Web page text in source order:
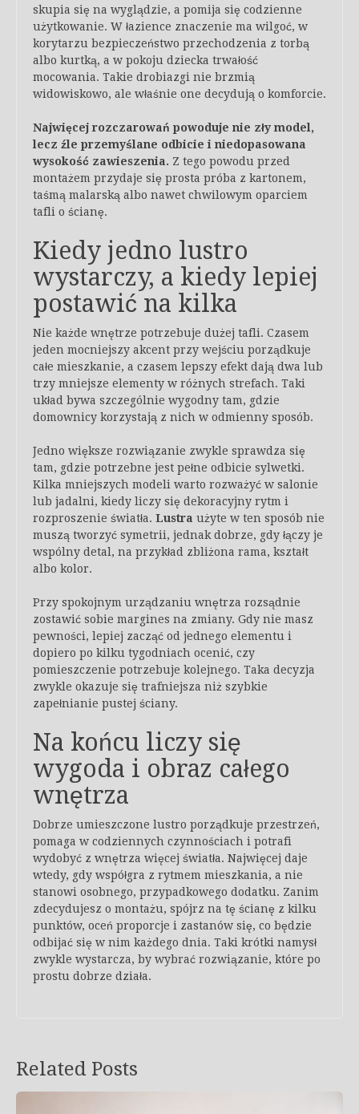
skupia się na wyglądzie, a pomija się codzienne
użytkowanie. W łazience znaczenie ma wilgoć, w
korytarzu bezpieczeństwo przechodzenia z torbą
albo kurtką, a w pokoju dziecka trwałość
mocowania. Takie drobiazgi nie brzmią
widowiskowo, ale właśnie one decydują o komforcie.
Najwięcej rozczarowań powoduje nie zły model,
lecz źle przemyślane odbicie i niedopasowana
wysokość zawieszenia. Z tego powodu przed
montażem przydaje się prosta próba z kartonem,
taśmą malarską albo nawet chwilowym oparciem
tafli o ścianę.
Kiedy jedno lustro
wystarczy, a kiedy lepiej
postawić na kilka
Nie każde wnętrze potrzebuje dużej tafli. Czasem
jeden mocniejszy akcent przy wejściu porządkuje
całe mieszkanie, a czasem lepszy efekt dają dwa lub
trzy mniejsze elementy w różnych strefach. Taki
układ bywa szczególnie wygodny tam, gdzie
domownicy korzystają z nich w odmienny sposób.
Jedno większe rozwiązanie zwykle sprawdza się
tam, gdzie potrzebne jest pełne odbicie sylwetki.
Kilka mniejszych modeli warto rozważyć w salonie
lub jadalni, kiedy liczy się dekoracyjny rytm i
rozproszenie światła. Lustra użyte w ten sposób nie
muszą tworzyć symetrii, jednak dobrze, gdy łączy je
wspólny detal, na przykład zbliżona rama, kształt
albo kolor.
Przy spokojnym urządzaniu wnętrza rozsądnie
zostawić sobie margines na zmiany. Gdy nie masz
pewności, lepiej zacząć od jednego elementu i
dopiero po kilku tygodniach ocenić, czy
pomieszczenie potrzebuje kolejnego. Taka decyzja
zwykle okazuje się trafniejsza niż szybkie
zapełnianie pustej ściany.
Na końcu liczy się
wygoda i obraz całego
wnętrza
Dobrze umieszczone lustro porządkuje przestrzeń,
pomaga w codziennych czynnościach i potrafi
wydobyć z wnętrza więcej światła. Najwięcej daje
wtedy, gdy współgra z rytmem mieszkania, a nie
stanowi osobnego, przypadkowego dodatku. Zanim
zdecydujesz o montażu, spójrz na tę ścianę z kilku
punktów, oceń proporcje i zastanów się, co będzie
odbijać się w nim każdego dnia. Taki krótki namysł
zwykle wystarcza, by wybrać rozwiązanie, które po
prostu dobrze działa.
Related Posts